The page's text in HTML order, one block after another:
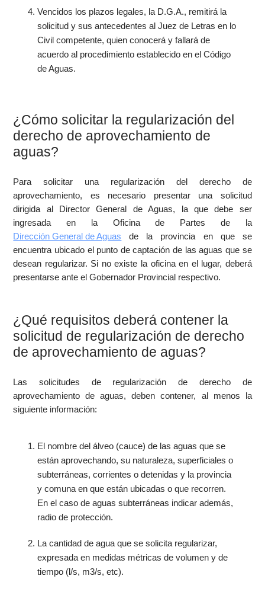
Vencidos los plazos legales, la D.G.A., remitirá la
solicitud y sus antecedentes al Juez de Letras en lo
Civil competente, quien conocerá y fallará de
acuerdo al procedimiento establecido en el Código
de Aguas.
¿Cómo solicitar la regularización del
derecho de aprovechamiento de
aguas?
Para solicitar una regularización del derecho de
aprovechamiento, es necesario presentar una solicitud
dirigida al Director General de Aguas, la que debe ser
ingresada en la Oficina de Partes de la
Dirección General de Aguas de la provincia en que se
encuentra ubicado el punto de captación de las aguas que se
desean regularizar. Si no existe la oficina en el lugar, deberá
presentarse ante el Gobernador Provincial respectivo.
¿Qué requisitos deberá contener la
solicitud de regularización de derecho
de aprovechamiento de aguas?
Las solicitudes de regularización de derecho de
aprovechamiento de aguas, deben contener, al menos la
siguiente información:
El nombre del álveo (cauce) de las aguas que se
están aprovechando, su naturaleza, superficiales o
subterráneas, corrientes o detenidas y la provincia
y comuna en que están ubicadas o que recorren.
En el caso de aguas subterráneas indicar además,
radio de protección.
La cantidad de agua que se solicita regularizar,
expresada en medidas métricas de volumen y de
tiempo (l/s, m3/s, etc).